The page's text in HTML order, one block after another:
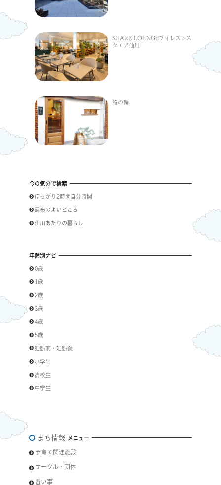
SHARE LOUNGEフォレストス
クエア仙川
餡の輪
今の気分で検索
ぽっかり2時間自分時間
調布のよいところ
仙川あたりの暮らし
年齢別ナビ
0歳
1歳
2歳
3歳
4歳
5歳
妊娠前・妊娠後
小学生
高校生
中学生
まち情報 メニュー
子育て関連施設
サークル・団体
習い事